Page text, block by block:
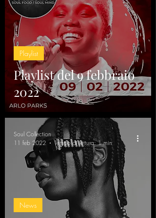
Playlist del 9 febbraio
2022
Playlist
News
Soul Collection
11 feb 2022
Tempo di lettura: 1 min